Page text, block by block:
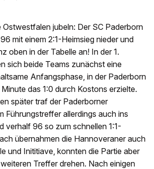
jubeln: Der SC Paderborn
mit einem 2:1-Heimsieg nieder und
oben in der Tabelle an! In der 1.
sich beide Teams zunächst eine
Anfangsphase, in der Paderborn
das 1:0 durch Kostons erzielte.
später traf der Paderborner
Führungstreffer allerdings auch ins
verhalf 96 so zum schnellen 1:1-
übernahmen die Hannoveraner auch
und Inititiave, konnten die Partie aber
Treffer drehen. Nach einigen